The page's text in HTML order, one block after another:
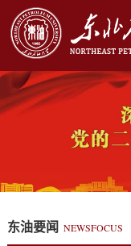
东油要闻 NEWSFOCUS